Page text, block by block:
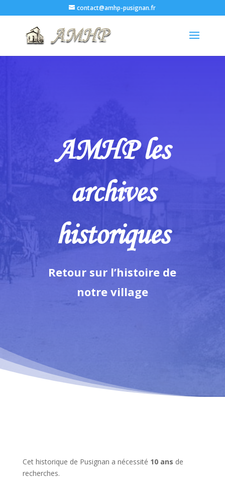
contact@amhp-pusignan.fr
AMHP les
archives
historiques
Retour sur l’histoire de
notre village
Cet historique de Pusignan a nécessité 10 ans de
recherches.